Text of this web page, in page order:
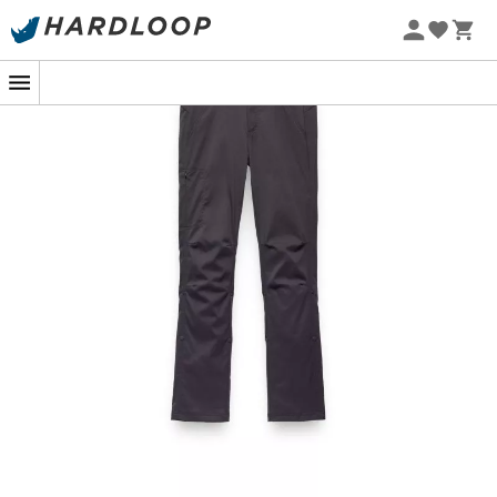
-5% Extra - Code Summer5